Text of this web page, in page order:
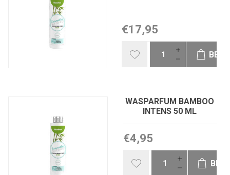
€17,95
WASPARFUM BAMBOO
INTENS 50 ML
€4,95